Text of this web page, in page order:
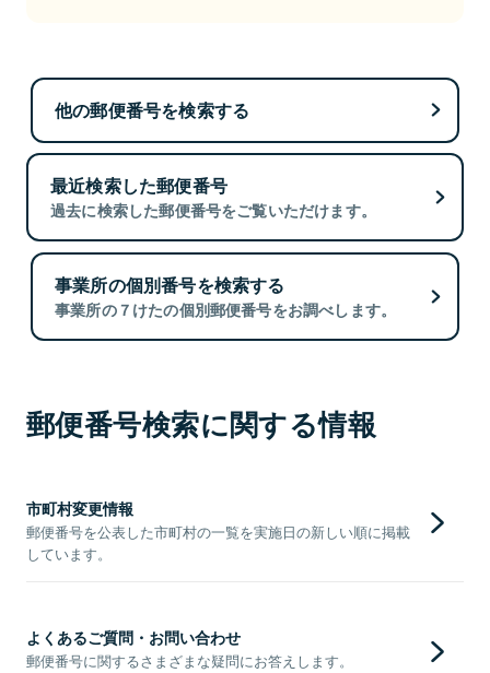
他の郵便番号を検索する
最近検索した郵便番号
過去に検索した郵便番号をご覧いただけます。
事業所の個別番号を検索する
事業所の７けたの個別郵便番号をお調べします。
郵便番号検索に関する情報
市町村変更情報
郵便番号を公表した市町村の一覧を実施日の新しい順に掲載
しています。
よくあるご質問・お問い合わせ
郵便番号に関するさまざまな疑問にお答えします。